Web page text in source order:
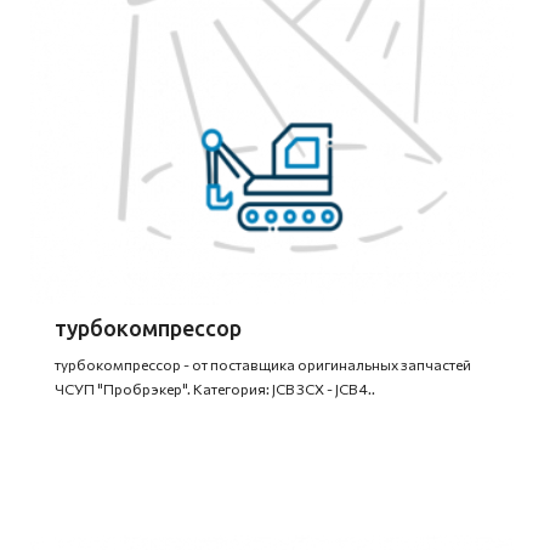
турбокомпрессор
турбокомпрессор - от поставщика оригинальных запчастей
ЧСУП "Пробрэкер". Категория: JCB 3CX - JCB 4..